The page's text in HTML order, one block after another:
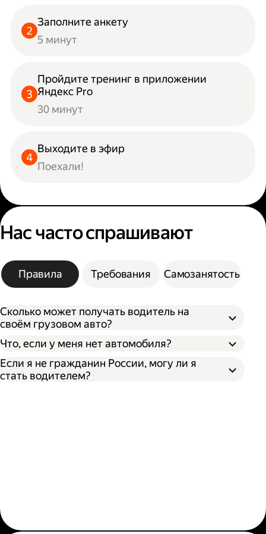
Заполните анкету
5 минут
Пройдите тренинг в приложении
Яндекс Pro
30 минут
Выходите в эфир
Поехали!
Нас часто спрашивают
Правила Требования Самозанятость
Сколько может получать водитель на
своём грузовом авто?
Что, если у меня нет автомобиля?
Если я не гражданин России, могу ли я
стать водителем?